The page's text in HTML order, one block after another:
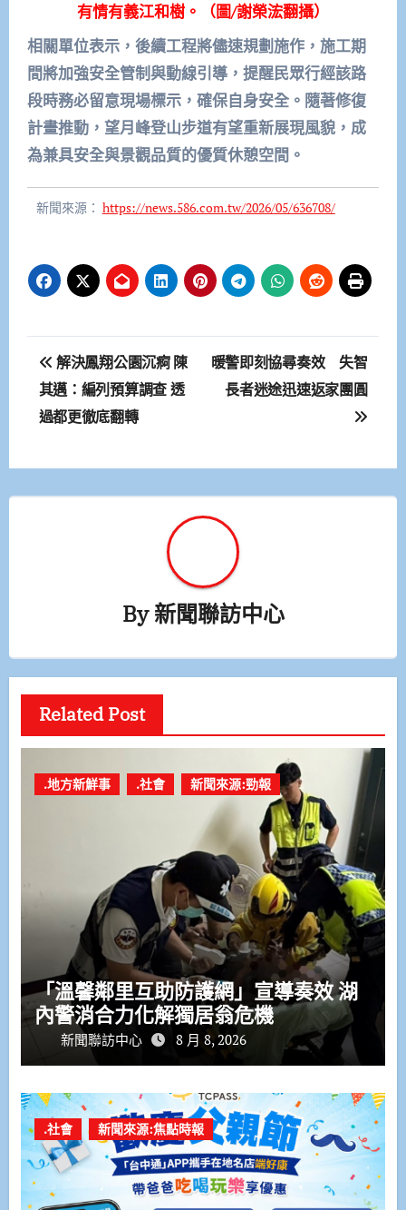
有情有義江和樹。（圖/謝榮浤翻攝）
相關單位表示，後續工程將儘速規劃施作，施工期
間將加強安全管制與動線引導，提醒民眾行經該路
段時務必留意現場標示，確保自身安全。隨著修復
計畫推動，望月峰登山步道有望重新展現風貌，成
為兼具安全與景觀品質的優質休憩空間。
新聞來源： https://news.586.com.tw/2026/05/636708/
文
章
導
覽
解決鳳翔公園沉痾 陳
其邁：編列預算調查 透
過都更徹底翻轉
暖警即刻協尋奏效 失智
長者迷途迅速返家團圓
By新聞聯訪中心
Related Post
.地方新鮮事 .社會 新聞來源:勁報
「溫馨鄰里互助防護網」宣導奏效 湖
內警消合力化解獨居翁危機
新聞聯訪中心 8 月 8, 2026
.社會 新聞來源:焦點時報